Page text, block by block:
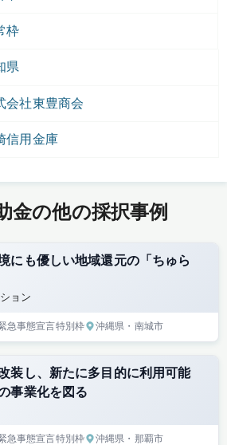
枠
県
会社東豊商会
信用金庫
金の他の採択事例
にも優しい地域還元の「ちゅら
ョン
急事態宣言特別枠 沖縄県 ・南城市
装し、新たに多目的に利用可能
事業化を図る
急事態宣言特別枠 沖縄県 ・那覇市